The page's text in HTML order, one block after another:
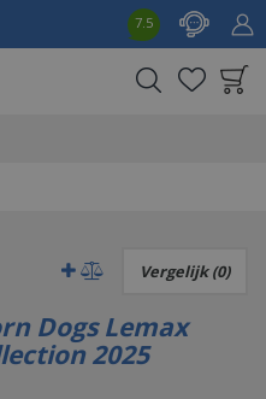
7.5
Vergelijk (0)
Dogs Lemax
2025